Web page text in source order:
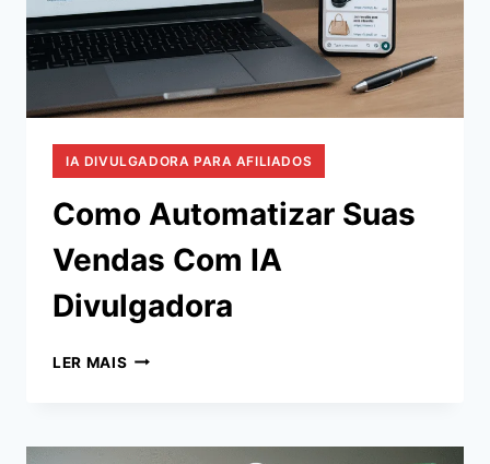
IA DIVULGADORA PARA AFILIADOS
Como Automatizar Suas
Vendas Com IA
Divulgadora
LER MAIS COMO
COM